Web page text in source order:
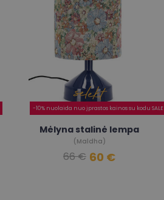
-10% nuolaida nuo įprastos kainos su kodu SALE
Mėlyna stalinė lempa
(Maldha)
66 € 60 €